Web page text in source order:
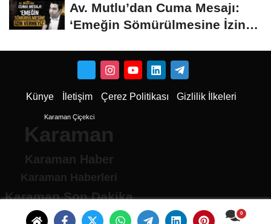
Av. Mutlu’dan Cuma Mesajı:
‘Emeğin Sömürülmesine İzin
Künye İletişim Çerez Politikası Gizlilik İlkeleri
Karaman Çiçekci
Karaman
Karaman Haber
Karaman Haberleri
Karaman Son Dakika
Karaman son dakika Haberleri